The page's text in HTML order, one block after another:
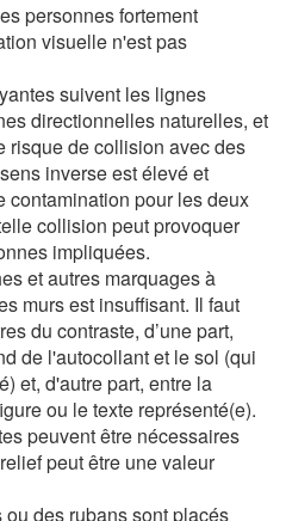
personnes fortement
visuelle n'est pas
suivent les lignes
directionnelles naturelles, et
risque de collision avec des
inverse est élevé et
contamination pour les deux
collision peut provoquer
impliquées.
et autres marquages à
murs est insuffisant. Il faut
du contraste, d’une part,
de l'autocollant et le sol (qui
et, d'autre part, entre la
ou le texte représenté(e).
peuvent être nécessaires
peut être une valeur
des rubans sont placés